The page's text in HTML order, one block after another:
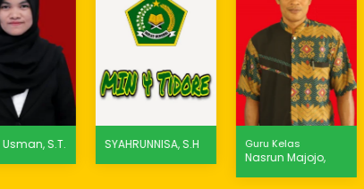
S.T. SYAHRUNNISA, S.H Guru Kelas
Nasrun Majojo,